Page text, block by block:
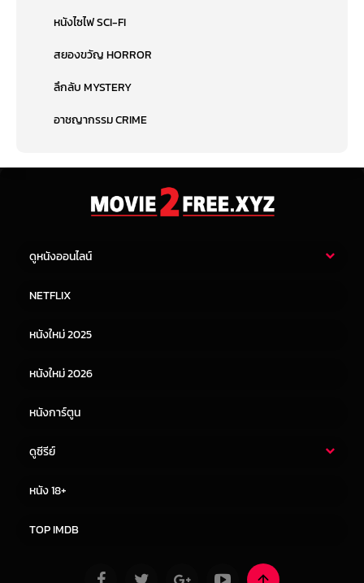
หนังไซไฟ SCI-FI
สยองขวัญ HORROR
ลึกลับ MYSTERY
อาชญากรรม CRIME
ดูหนังออนไลน์
หนังจีน
NETFLIX
หนังใหม่ 2025
หนังใหม่ 2026
หนังการ์ตูน
ดูซีรีย์
หนัง 18+
TOP IMDB